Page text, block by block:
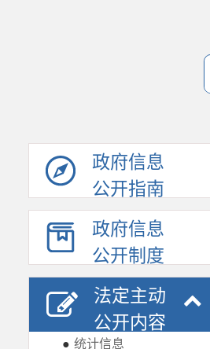
政府信息
公开指南
政府信息
公开制度
法定主动
公开内容
● 统计信息